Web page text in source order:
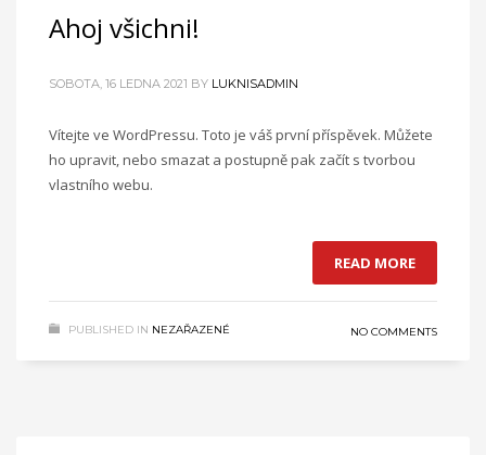
Ahoj všichni!
SOBOTA, 16 LEDNA 2021 BY LUKNISADMIN
Vítejte ve WordPressu. Toto je váš první příspěvek. Můžete
ho upravit, nebo smazat a postupně pak začít s tvorbou
vlastního webu.
READ MORE
PUBLISHED IN NEZAŘAZENÉ NO COMMENTS